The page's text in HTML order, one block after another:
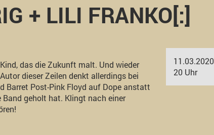
+ LILI FRANKO[:]
das die Zukunft malt. Und wieder
dieser Zeilen denkt allerdings bei
Barret Post-Pink Floyd auf Dope anstatt
geholt hat. Klingt nach einer
11.03.2020
20 Uhr